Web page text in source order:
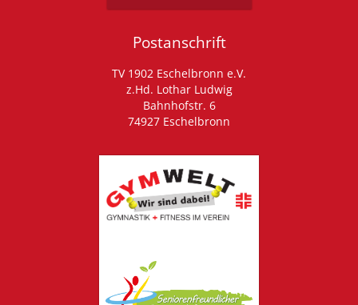
Postanschrift
TV 1902 Eschelbronn e.V.
z.Hd. Lothar Ludwig
Bahnhofstr. 6
74927 Eschelbronn